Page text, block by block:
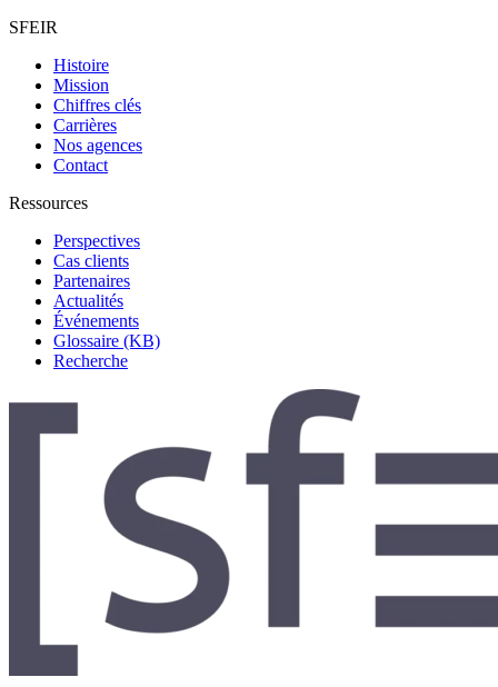
SFEIR
Histoire
Mission
Chiffres clés
Carrières
Nos agences
Contact
Ressources
Perspectives
Cas clients
Partenaires
Actualités
Événements
Glossaire (KB)
Recherche